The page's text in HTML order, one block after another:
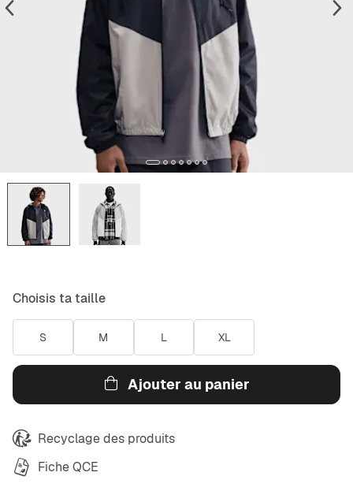
Choisis ta taille
S M L XL
Ajouter au panier
Recyclage des produits
Fiche QCE